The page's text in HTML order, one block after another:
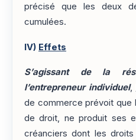
précisé que les deux
cumulées.
IV) Effets
S’agissant de la
l’entrepreneur individuel,
de commerce prévoit que
de droit, ne produit ses
créanciers dont les droits